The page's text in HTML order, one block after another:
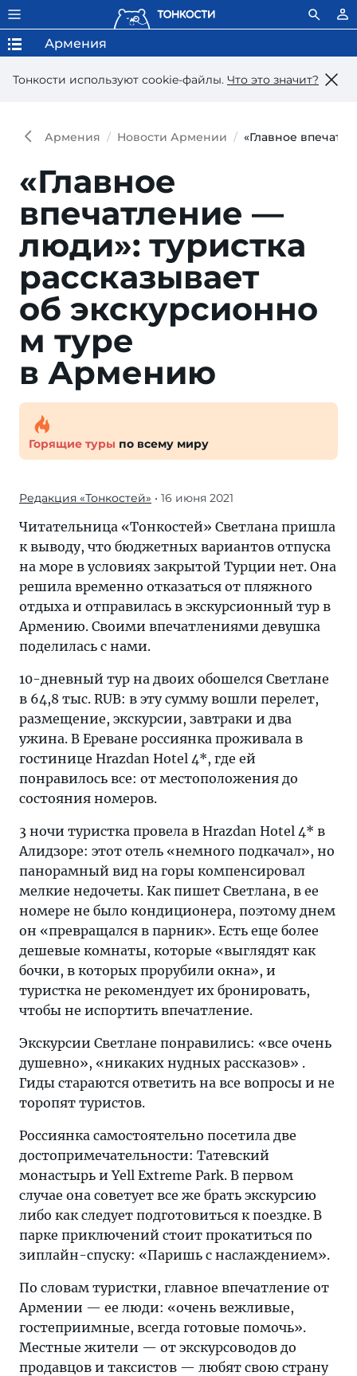
Тонкости используют сookie-файлы. Что это значит?
Армения
Армения Новости Армении «Главное
«Главное
впечатление —
люди»: туристка
рассказывает
об экскурсионно
м туре
в Армению
Горящие туры по всему миру
Редакция «Тонкостей» • 16 июня 2021
Читательница «Тонкостей» Светлана пришла
к выводу, что бюджетных вариантов отпуска
на море в условиях закрытой Турции нет. Она
решила временно отказаться от пляжного
отдыха и отправилась в экскурсионный тур в
Армению. Своими впечатлениями девушка
поделилась с нами.
10-дневный тур на двоих обошелся Светлане
в 64,8 тыс. RUB: в эту сумму вошли перелет,
размещение, экскурсии, завтраки и два
ужина. В Ереване россиянка проживала в
гостинице Hrazdan Hotel 4*, где ей
понравилось все: от местоположения до
состояния номеров.
3 ночи туристка провела в Hrazdan Hotel 4* в
Алидзоре: этот отель «немного подкачал», но
панорамный вид на горы компенсировал
мелкие недочеты. Как пишет Светлана, в ее
номере не было кондиционера, поэтому днем
он «превращался в парник». Есть еще более
дешевые комнаты, которые «выглядят как
бочки, в которых прорубили окна», и
туристка не рекомендует их бронировать,
чтобы не испортить впечатление.
Экскурсии Светлане понравились: «все очень
душевно», «никаких нудных рассказов» .
Гиды стараются ответить на все вопросы и не
торопят туристов.
Россиянка самостоятельно посетила две
достопримечательности: Татевский
монастырь и Yell Extreme Park. В первом
случае она советует все же брать экскурсию
либо как следует подготовиться к поездке. В
парке приключений стоит прокатиться по
зиплайн-спуску: «Паришь с наслаждением».
По словам туристки, главное впечатление от
Армении — ее люди: «очень вежливые,
гостеприимные, всегда готовые помочь».
Местные жители — от экскурсоводов до
продавцов и таксистов — любят свою страну